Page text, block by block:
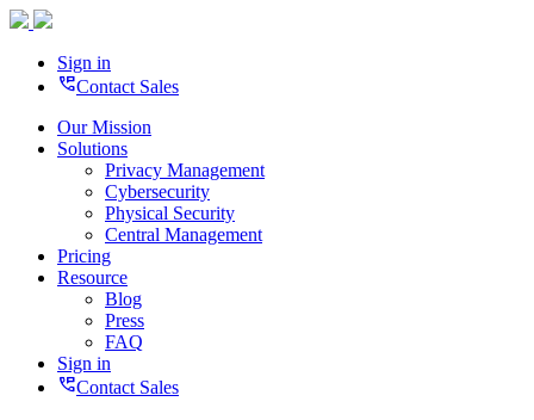
Sign in
perm_phone_msgContact Sales
Our Mission
Solutions
Privacy Management
Cybersecurity
Physical Security
Central Management
Pricing
Resource
Blog
Press
FAQ
Sign in
perm_phone_msgContact Sales